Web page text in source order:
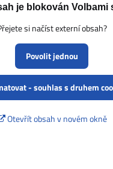
je blokován Volbami
si načíst externí obsah?
Povolit jednou
- souhlas s druhem
Otevřít obsah v novém okně